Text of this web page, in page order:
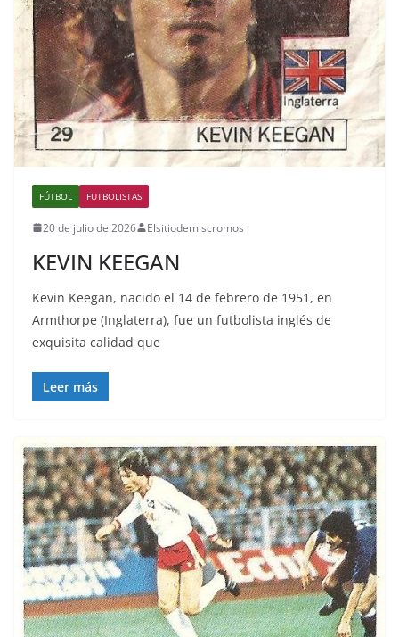
FÚTBOL FUTBOLISTAS
20 de julio de 2026 Elsitiodemiscromos
KEVIN KEEGAN
Kevin Keegan, nacido el 14 de febrero de 1951, en
Armthorpe (Inglaterra), fue un futbolista inglés de
exquisita calidad que
Leer más